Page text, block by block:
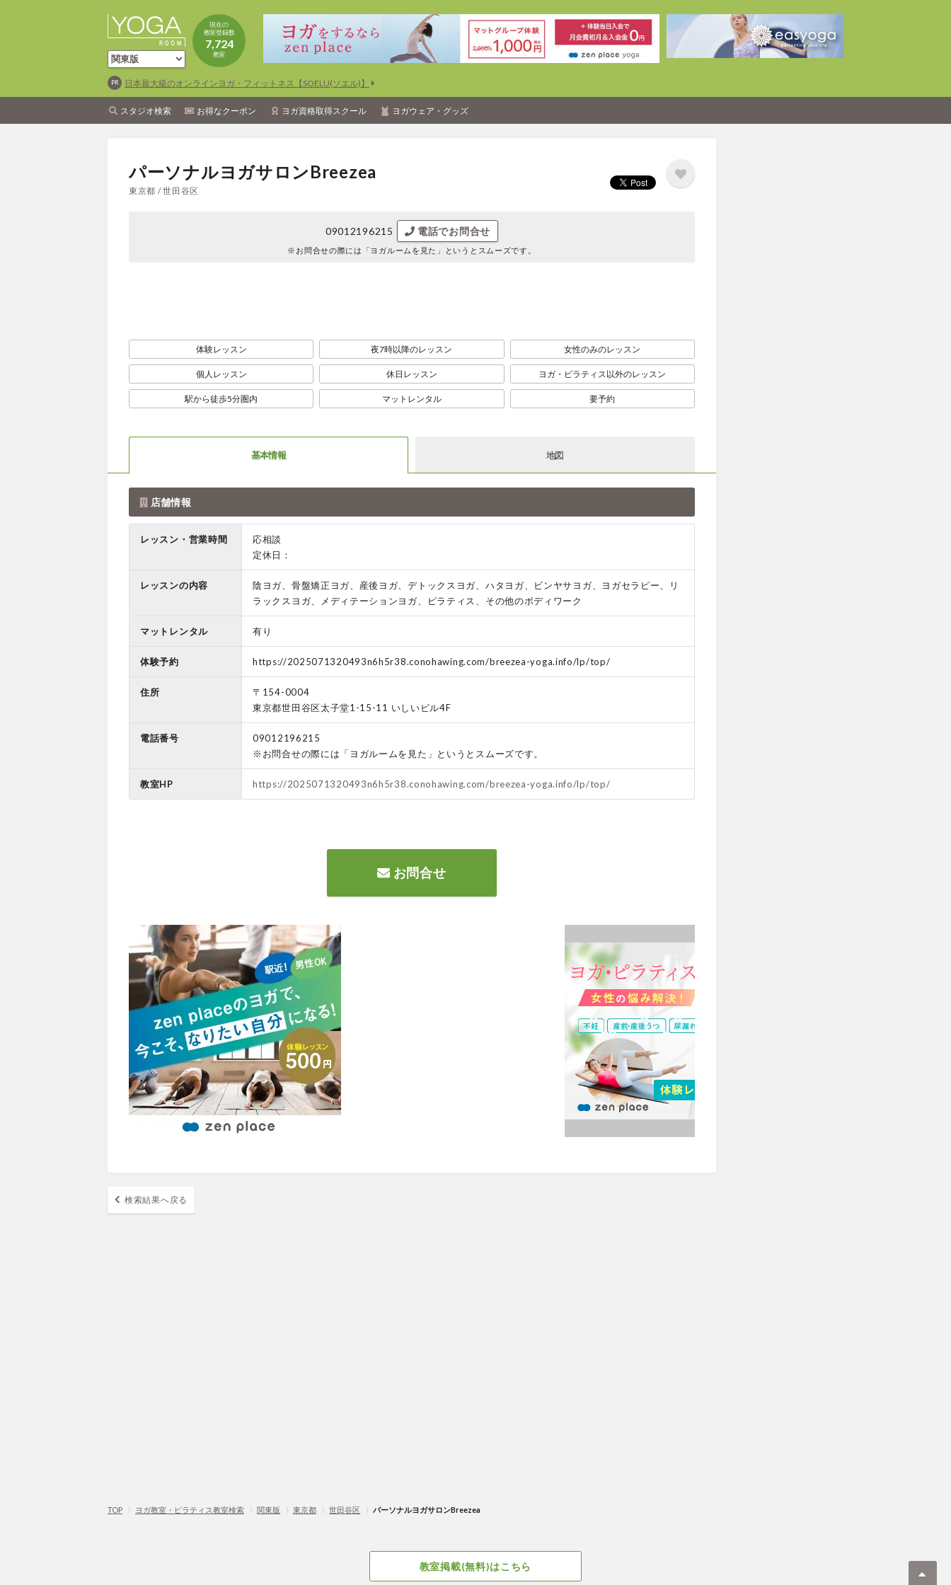
現在の
教室登録数
7,724
教室
日本最大級のオンラインヨガ・フィットネス【SOELU(ソエル)】
スタジオ検索 お得なクーポン ヨガ資格取得スクール ヨガウェア・グッズ
パーソナルヨガサロンBreezea
東京都 / 世田谷区
09012196215 電話でお問合せ
※お問合せの際には 「ヨガルームを見た」というとスムーズです。
体験レッスン 夜7時以降のレッスン 女性のみのレッスン
個人レッスン 休日レッスン ヨガ・ピラティス以外のレッスン
駅から徒歩5分圏内 マットレンタル 要予約
基本情報 地図
店舗情報
レッスン・営業時間
応相談
定休日：
レッスンの内容
陰ヨガ、骨盤矯正ヨガ、産後ヨガ、デトックスヨガ、ハタヨガ、ビンヤサヨガ、ヨガセラピー、リ
ラックスヨガ、メディテーションヨガ、ピラティス、その他のボディワーク
マットレンタル 有り
体験予約 https://2025071320493n6h5r38.conohawing.com/breezea-yoga.info/lp/top/
住所
〒154-0004
東京都世田谷区太子堂1-15-11 いしいビル4F
電話番号
09012196215
※お問合せの際には「ヨガルームを見た」というとスムーズです。
教室HP https://2025071320493n6h5r38.conohawing.com/breezea-yoga.info/lp/top/
お問合せ
検索結果へ戻る
TOP 〉 ヨガ教室・ピラティス教室検索 〉 関東版 〉 東京都 〉 世田谷区 〉 パーソナルヨガサロンBreezea
教室掲載(無料)はこちら